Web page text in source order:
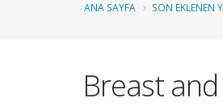
ANA SAYFA SON EKLENEN
Breast